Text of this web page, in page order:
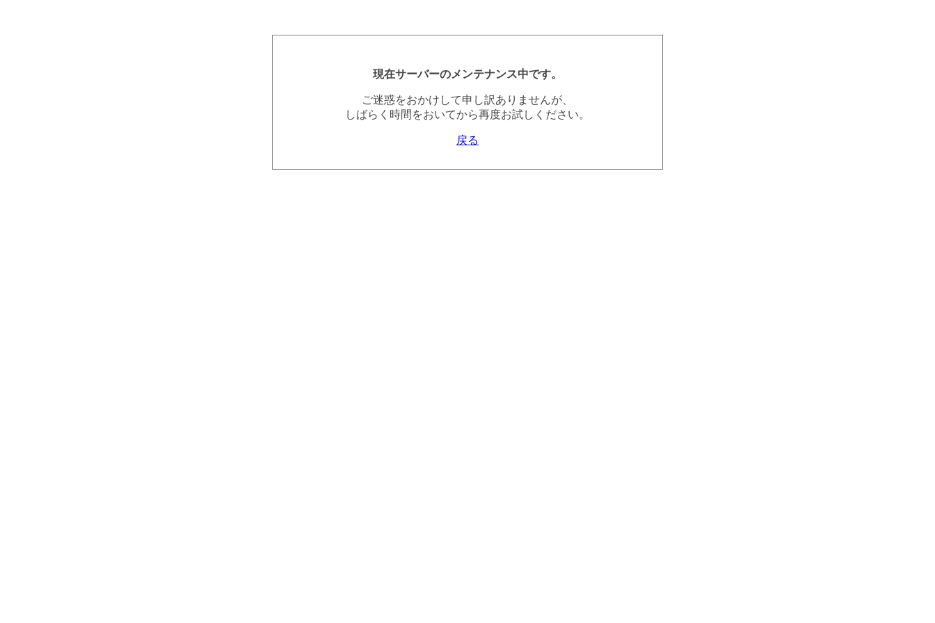
現在サーバーのメンテナンス中です。
ご迷惑をおかけして申し訳ありませんが、
しばらく時間をおいてから再度お試しください。
戻る